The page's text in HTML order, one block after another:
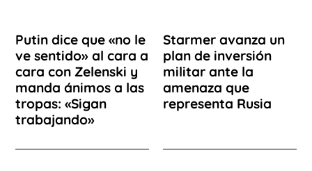
Putin dice que «no le
ve sentido» al cara a
cara con Zelenski y
manda ánimos a las
tropas: «Sigan
trabajando»
Starmer avanza un
plan de inversión
militar ante la
amenaza que
representa Rusia